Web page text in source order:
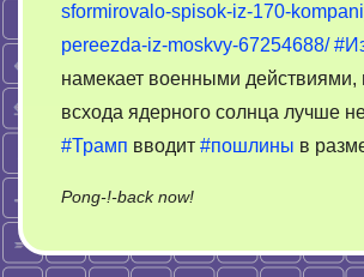
sformirovalo-spisok-iz-170-
pereezda-iz-moskvy-67254688/
намекает военными действиями,
всхода ядерного солнца лучше
#Трамп вводит #пошлины в
Pong-!-back now!on
пацаны!